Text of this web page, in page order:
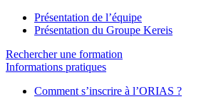
Présentation de l’équipe
Présentation du Groupe Kereis
Rechercher une formation
Informations pratiques
Comment s’inscrire à l’ORIAS ?